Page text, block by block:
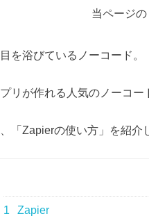
当ページ
を浴びているノーコード。
リが作れる人気のノーコー
「Zapierの使い方」を紹介
1 Zapier